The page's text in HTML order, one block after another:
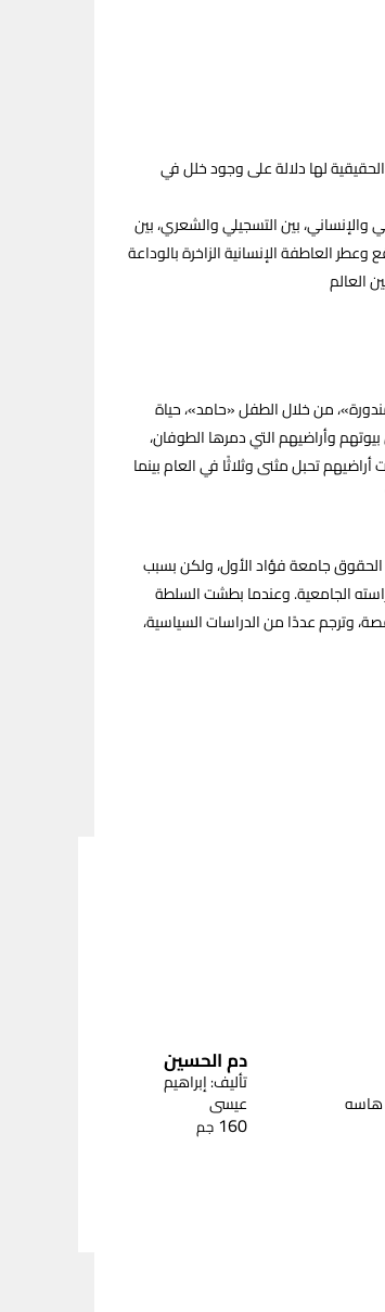
لها دلالة على وجود خلل في
بين التسجيلي والشعري، بين
العاطفة الإنسانية الزاخرة بالوداعة
العالم
من خلال الطفل «حامد»، حياة
وأراضيهم التي دمرها الطوفان،
تحبل مثنى وثلاثًا في العام بينما
قتة النوبية في عام 1922. بعد المدرسة التحق بكلية الحقوق جامعة فؤاد الأول، ولكن بسبب
في النضال الوطني فلم يُكمل دراسته الجامعية. وعندما بطشت السلطة
بين السجون والمعتقلات حتى خرج عام 1963. كتب الشعر والقصة، وترجم عددًا من الدراسات السياسية،
هاسه
دم الحسين
تأليف: إبراهيم
عيسى
160 جم